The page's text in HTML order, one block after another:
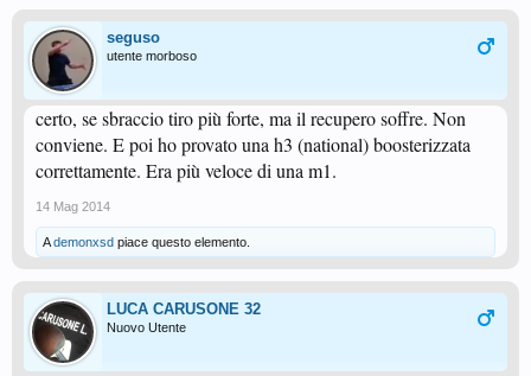
seguso
utente morboso
certo, se sbraccio tiro più forte, ma il recupero soffre. Non
conviene. E poi ho provato una h3 (national) boosterizzata
correttamente. Era più veloce di una m1.
14 Mag 2014
Ademonxsd piace questo elemento.
LUCA CARUSONE 32
Nuovo Utente